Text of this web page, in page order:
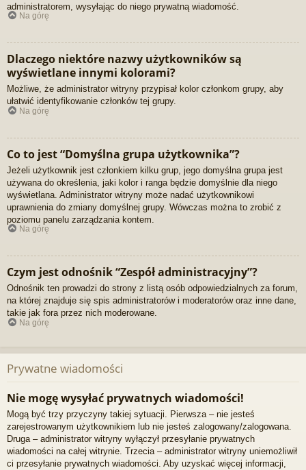
administratorem, wysyłając do niego prywatną wiadomość.
Na górę
Dlaczego niektóre nazwy użytkowników są
wyświetlane innymi kolorami?
Możliwe, że administrator witryny przypisał kolor członkom grupy, aby
ułatwić identyfikowanie członków tej grupy.
Na górę
Co to jest “Domyślna grupa użytkownika”?
Jeżeli użytkownik jest członkiem kilku grup, jego domyślna grupa jest
używana do określenia, jaki kolor i ranga będzie domyślnie dla niego
wyświetlana. Administrator witryny może nadać użytkownikowi
uprawnienia do zmiany domyślnej grupy. Wówczas można to zrobić z
poziomu panelu zarządzania kontem.
Na górę
Czym jest odnośnik “Zespół administracyjny”?
Odnośnik ten prowadzi do strony z listą osób odpowiedzialnych za forum,
na której znajduje się spis administratorów i moderatorów oraz inne dane,
takie jak fora przez nich moderowane.
Na górę
Prywatne wiadomości
Nie mogę wysyłać prywatnych wiadomości!
Mogą być trzy przyczyny takiej sytuacji. Pierwsza – nie jesteś
zarejestrowanym użytkownikiem lub nie jesteś zalogowany/zalogowana.
Druga – administrator witryny wyłączył przesyłanie prywatnych
wiadomości na całej witrynie. Trzecia – administrator witryny uniemożliwił
ci przesyłanie prywatnych wiadomości. Aby uzyskać więcej informacji,